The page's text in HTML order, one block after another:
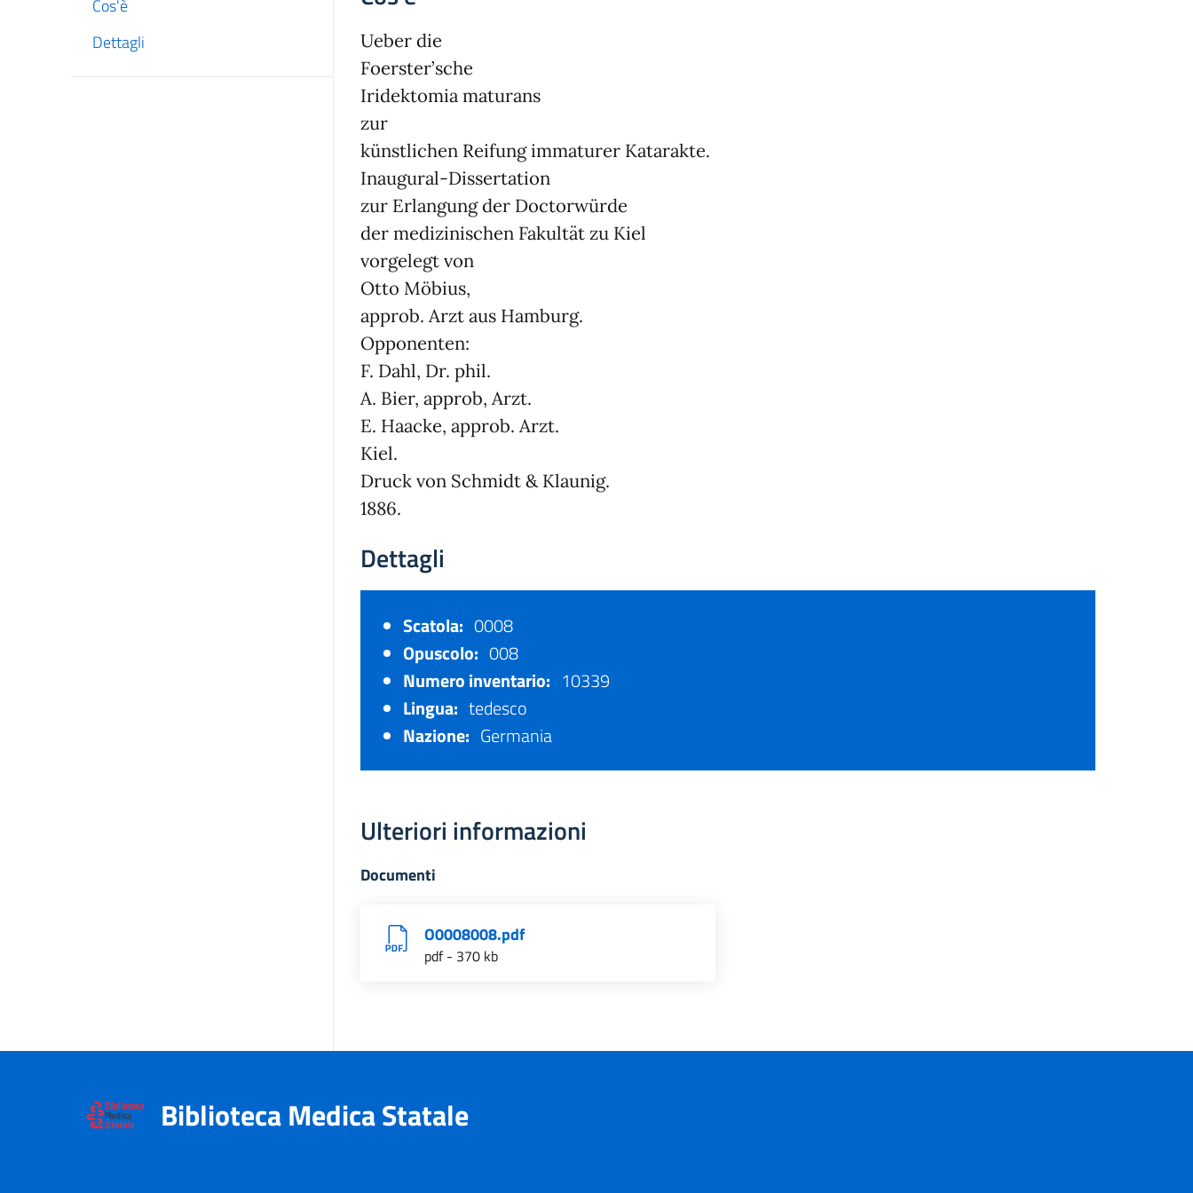
Cos'è
Dettagli
Ueber die
Foerster’sche
Iridektomia maturans
zur
künstlichen Reifung immaturer Katarakte.
Inaugural-Dissertation
zur Erlangung der Doctorwürde
der medizinischen Fakultät zu Kiel
vorgelegt von
Otto Möbius,
approb. Arzt aus Hamburg.
Opponenten:
F. Dahl, Dr. phil.
A. Bier, approb, Arzt.
E. Haacke, approb. Arzt.
Kiel.
Druck von Schmidt & Klaunig.
1886.
Dettagli
Scatola: 0008
Opuscolo: 008
Numero inventario: 10339
Lingua: tedesco
Nazione: Germania
Ulteriori informazioni
Documenti
O0008008.pdf
pdf - 370 kb
Biblioteca Medica Statale